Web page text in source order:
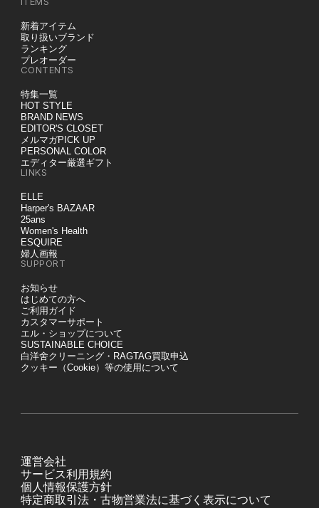
新着アイテム
取り扱いブランド
ランキング
プレオーダー
CONTENTS
特集一覧
HOT STYLE
BRAND NEWS
EDITOR'S CLOSET
メルマガPICK UP
PERSONAL COLOR
エディター厳選ギフト
LINKS
ELLE
Harper's BAZAAR
25ans
Women's Health
ESQUIRE
婦人画報
SUPPORT
お知らせ
はじめての方へ
ご利用ガイド
カスタマーサポート
エル・ショップについて
SUSTAINABLE CHOICE
白洋舍クリーニング・RAGTAG買取申込
クッキー（Cookie）等の使用について
運営会社
サービス利用規約
個人情報保護方針
特定商取引法・古物営業法に基づく表示について